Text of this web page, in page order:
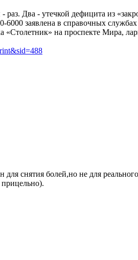
Два - утечкой дефицита из
заявлена в справочных
на проспекте Мира,
снятия болей,но не для
прицельно).